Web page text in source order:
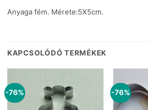
Anyaga fém. Mérete:5X5cm.
KAPCSOLÓDÓ TERMÉKEK
-76% -76%